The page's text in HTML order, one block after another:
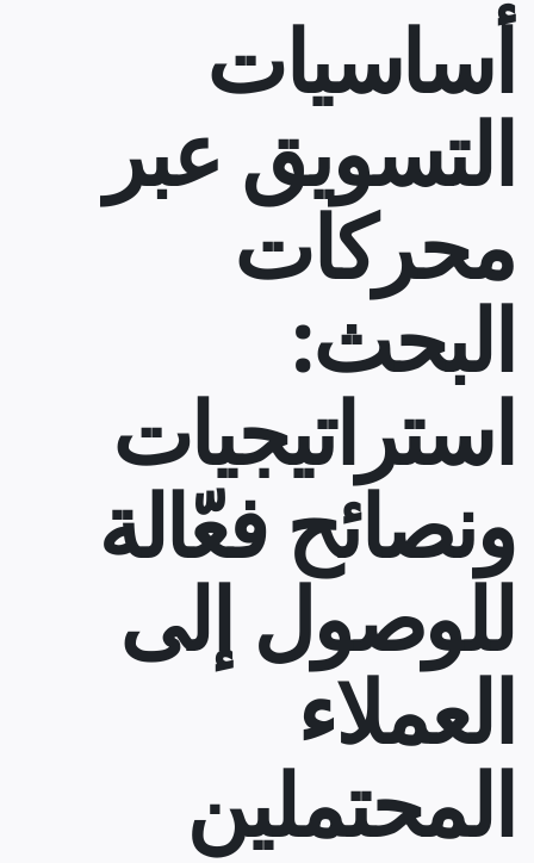
أساسيات
التسويق عبر
محركات
البحث:
استراتيجيات
ونصائح فعّالة
للوصول إلى
العملاء
المحتملين